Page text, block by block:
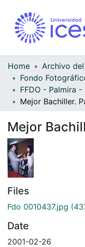
Home
Mejor Bachiller.
Mejor
Files
Fdo 0010437.jpg
Date
2001-02-26